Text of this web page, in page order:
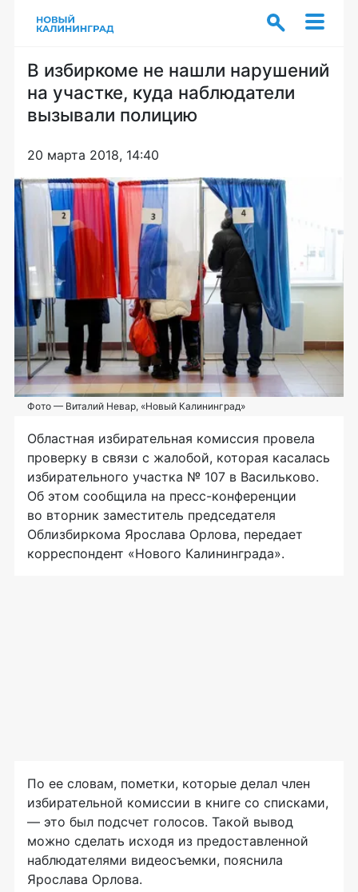
В избиркоме не нашли нарушений
на участке, куда наблюдатели
вызывали полицию
20 марта 2018, 14:40
Фото — Виталий Невар, «Новый Калининград»
Областная избирательная комиссия провела
проверку в связи с жалобой, которая касалась
избирательного участка № 107 в Васильково.
Об этом сообщила на пресс-конференции
во вторник заместитель председателя
Облизбиркома Ярослава Орлова, передает
корреспондент «Нового Калининграда».
По ее словам, пометки, которые делал член
избирательной комиссии в книге со списками,
— это был подсчет голосов. Такой вывод
можно сделать исходя из предоставленной
наблюдателями видеосъемки, пояснила
Ярослава Орлова.